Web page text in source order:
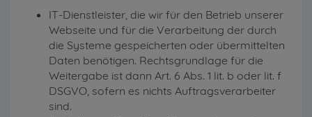
IT-Dienstleister, die wir für den Betrieb unserer
Webseite und für die Verarbeitung der durch
die Systeme gespeicherten oder übermittelten
Daten benötigen. Rechtsgrundlage für die
Weitergabe ist dann Art. 6 Abs. 1 lit. b oder lit. f
DSGVO, sofern es nichts Auftragsverarbeiter
sind.